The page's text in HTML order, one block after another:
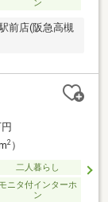
ン
前店(阪急高槻
2）
二人暮らし
ニタ付インターホ
ン